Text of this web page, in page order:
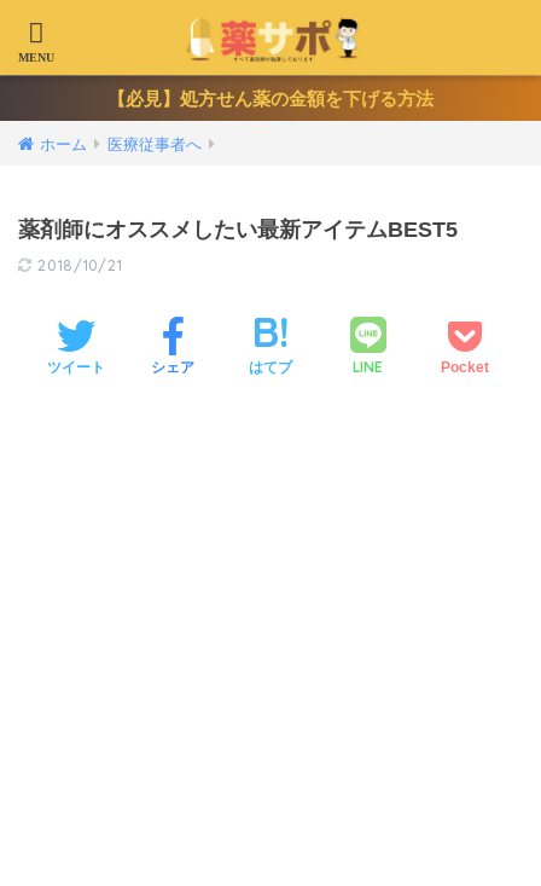
【必見】処方せん薬の金額を下げる方法
ホーム 医療従事者へ
薬剤師にオススメしたい最新アイテムBEST5
2018/10/21
ツイート シェア はてブ LINE Pocket